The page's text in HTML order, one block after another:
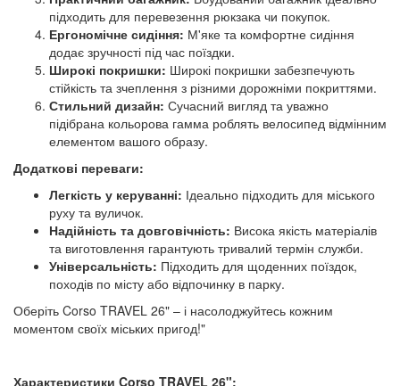
підходить для перевезення рюкзака чи покупок.
Ергономічне сидіння: М'яке та комфортне сидіння
додає зручності під час поїздки.
Широкі покришки: Широкі покришки забезпечують
стійкість та зчеплення з різними дорожніми покриттями.
Стильний дизайн: Сучасний вигляд та уважно
підібрана кольорова гамма роблять велосипед відмінним
елементом вашого образу.
Додаткові переваги:
Легкість у керуванні: Ідеально підходить для міського
руху та вуличок.
Надійність та довговічність: Висока якість матеріалів
та виготовлення гарантують тривалий термін служби.
Універсальність: Підходить для щоденних поїздок,
походів по місту або відпочинку в парку.
Оберіть Corso TRAVEL 26" – і насолоджуйтесь кожним
моментом своїх міських пригод!"
Характеристики Corso TRAVEL 26":